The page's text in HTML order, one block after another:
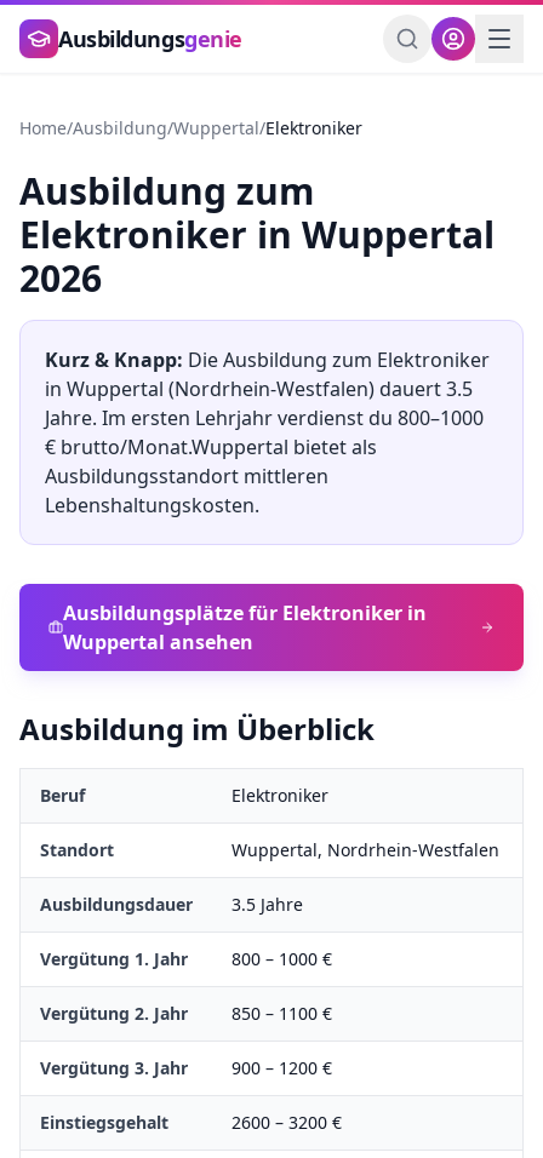
Zum Hauptinhalt springen
Ausbildungsgenie
Home/Ausbildung/Wuppertal/Elektroniker
Ausbildung zum
Elektroniker in Wuppertal
2026
Kurz & Knapp: Die Ausbildung zum Elektroniker
in Wuppertal (Nordrhein-Westfalen) dauert3.5
Jahre. Im ersten Lehrjahr verdienst du 800–1000
€ brutto/Monat.Wuppertal bietet als
Ausbildungsstandort mittleren
Lebenshaltungskosten.
Ausbildungsplätze für Elektronikerin
Wuppertal ansehen
Ausbildung im Überblick
Beruf Elektroniker
Standort Wuppertal, Nordrhein-Westfalen
Ausbildungsdauer 3.5 Jahre
Vergütung 1. Jahr 800 – 1000 €
Vergütung 2. Jahr 850 – 1100 €
Vergütung 3. Jahr 900 – 1200 €
Einstiegsgehalt 2600 – 3200 €